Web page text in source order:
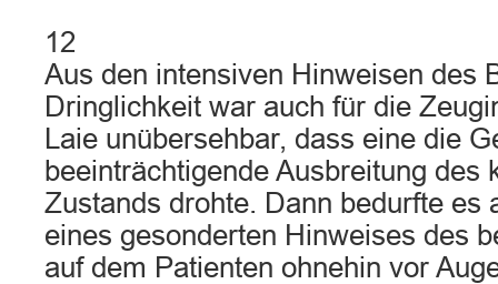
12
Aus den intensiven Hinweisen des
Dringlichkeit war auch für die
Laie unübersehbar, dass eine die
beeinträchtigende Ausbreitung des
Zustands drohte. Dann bedurfte es
eines gesonderten Hinweises des
auf dem Patienten ohnehin vor